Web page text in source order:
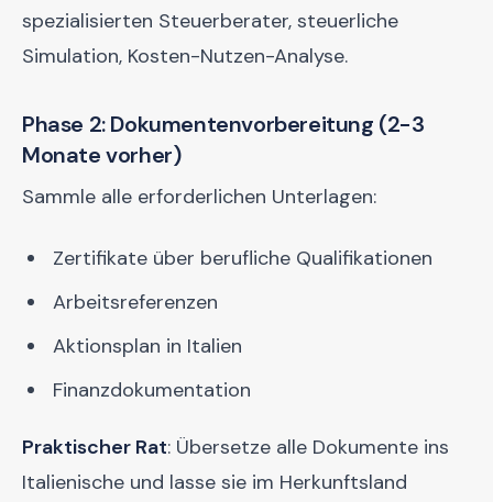
spezialisierten Steuerberater, steuerliche
Simulation, Kosten-Nutzen-Analyse.
Phase 2: Dokumentenvorbereitung (2-3
Monate vorher)
Sammle alle erforderlichen Unterlagen:
Zertifikate über berufliche Qualifikationen
Arbeitsreferenzen
Aktionsplan in Italien
Finanzdokumentation
Praktischer Rat: Übersetze alle Dokumente ins
Italienische und lasse sie im Herkunftsland